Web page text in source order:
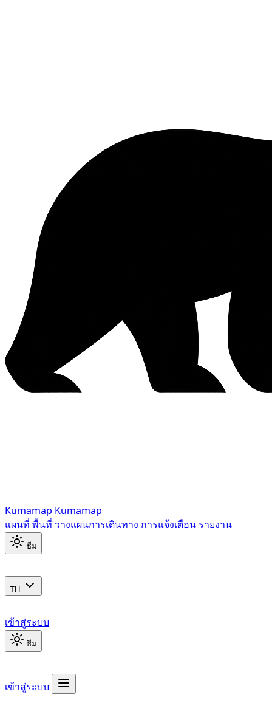
Kumamap Kumamap
แผนที่ พื้นที่ วางแผนการเดินทาง การแจ้งเตือน รายงาน
ธีม
TH
เข้าสู่ระบบ
ธีม
เข้าสู่ระบบ